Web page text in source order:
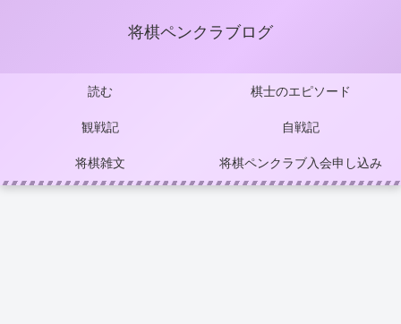
将棋ペンクラブログ
読む 棋士のエピソード
観戦記 自戦記
将棋雑文 将棋ペンクラブ入会申し込み